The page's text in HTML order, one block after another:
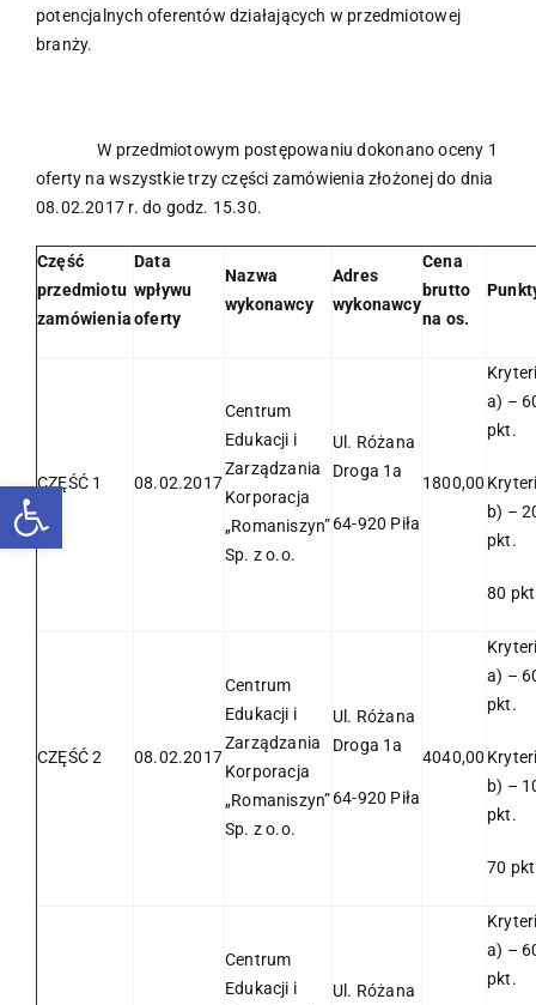
Otwórz pasek narzędzi
potencjalnych oferentów działających w przedmiotowej
branży.
W przedmiotowym postępowaniu dokonano oceny 1
oferty na wszystkie trzy części zamówienia złożonej do dnia
08.02.2017 r. do godz. 15.30.
Część
przedmiotu
zamówienia
Data
wpływu
oferty
Nazwa
wykonawcy
Adres
wykonawcy
Cena
brutto
na os.
CZĘŚĆ 1 08.02.2017
Centrum
Edukacji i
Zarządzania
Korporacja
„Romaniszyn”
Sp. z o.o.
Ul. Różana
Droga 1a
64-920 Piła
1800,00
a) –
pkt.
b) –
pkt.
80
CZĘŚĆ 2 08.02.2017
Centrum
Edukacji i
Zarządzania
Korporacja
„Romaniszyn”
Sp. z o.o.
Ul. Różana
Droga 1a
64-920 Piła
4040,00
a) –
pkt.
b) –
pkt.
70
Centrum
Edukacji i
Ul. Różana
a) –
pkt.